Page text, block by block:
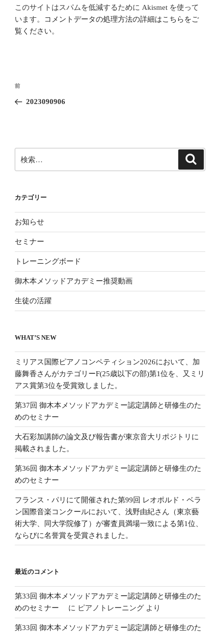
このサイトはスパムを低減するために Akismet を使って
います。
コメントデータの処理方法の詳細はこちらをご
覧ください。
投
ナ
ー
シ
前
の
前
2023090906
索:
カテゴリー
お知らせ
セミナー
トレーニングボード
御木本メソッドアカデミー推奨動画
生徒の活躍
WHAT’S NEW
ミリアス国際ピアノコンペティション2026において、加
藤舞香さんがカテゴリーF(25歳以下の部)第1位を、又ミリ
アス賞第3位を受賞致しました。
第37回 御木本メソッドアカデミー認定講師と研修生のた
めのセミナー
大石彩加講師の論文及び報告書が東京音大リポジトリに
掲載されました。
第36回 御木本メソッドアカデミー認定講師と研修生のた
めのセミナー
フランス・パリにて開催された第99回 レオポルド・ベラ
ン国際音楽コンクールにおいて、浅野由紀さん（東京藝
術大学、同大学院修了）が審査員満場一致による第1位、
ならびに名誉賞を受賞されました。
最近のコメント
第33回 御木本メソッドアカデミー認定講師と研修生のた
めのセミナー
に ピアノトレーニング より
第33回 御木本メソッドアカデミー認定講師と研修生のた